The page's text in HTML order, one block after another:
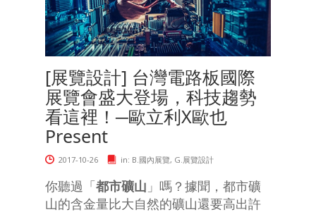
[展覽設計] 台灣電路板國際
展覽會盛大登場，科技趨勢
看這裡！─歐立利X歐也
Present
2017-10-26 in: B.國內展覽, G.展覽設計
你聽過「都市礦山 」嗎？據聞，都市礦
山的含金量比大自然的礦山還要高出許